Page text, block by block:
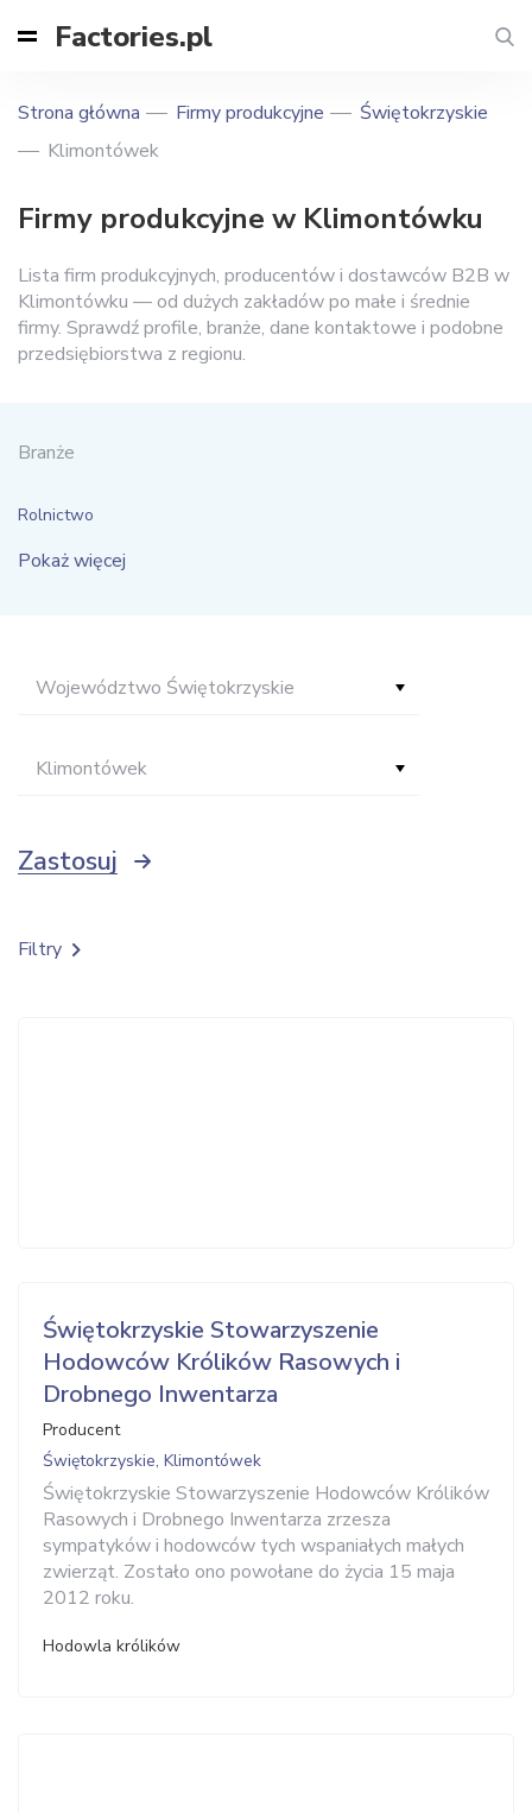
Factories.pl
Strona główna Firmy produkcyjne
Świętokrzyskie
Klimontówek
Firmy produkcyjne w Klimontówku
Lista firm produkcyjnych, producentów i dostawców B2B w
Klimontówku — od dużych zakładów po małe i średnie
firmy. Sprawdź profile, branże, dane kontaktowe i podobne
przedsiębiorstwa z regionu.
Branże
Rolnictwo
Pokaż więcej
Województwo Świętokrzyskie
Klimontówek
Zastosuj
Świętokrzyskie Stowarzyszenie
Hodowców Królików Rasowych i
Drobnego Inwentarza
Producent
Świętokrzyskie, Klimontówek
Świętokrzyskie Stowarzyszenie Hodowców Królików
Rasowych i Drobnego Inwentarza zrzesza
sympatyków i hodowców tych wspaniałych małych
zwierząt. Zostało ono powołane do życia 15 maja
2012 roku.
Hodowla królików
Filtry